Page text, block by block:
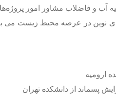
آب و فاضلاب مشاور امور
ارومیه
پسماند از دانشکده تهران